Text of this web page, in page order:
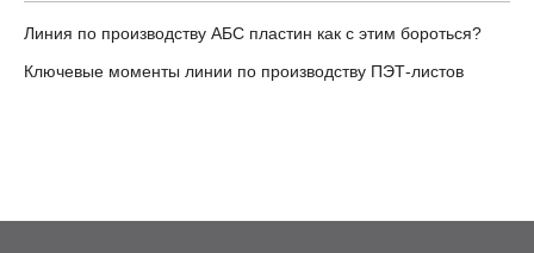
Линия по производству АБС пластин как с этим бороться?
Ключевые моменты линии по производству ПЭТ-листов